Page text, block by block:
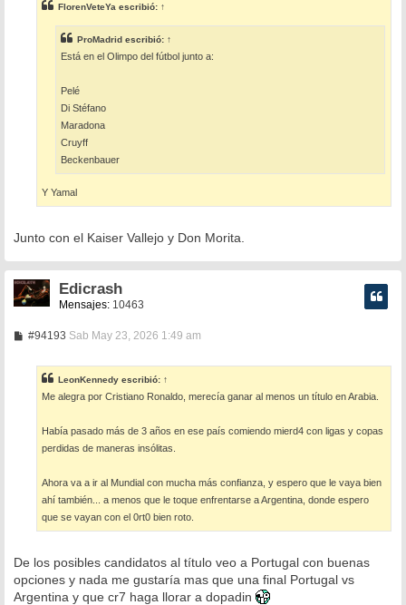
a
j
e
FlorenVeteYa escribió: ↑
ProMadrid escribió: ↑
Está en el Olimpo del fútbol junto a:
Pelé
Di Stéfano
Maradona
Cruyff
Beckenbauer
Y Yamal
Junto con el Kaiser Vallejo y Don Morita.
Edicrash
Mensajes: 10463
#94193M
a
j
Sab May 23, 2026 1:49 am
LeonKennedy escribió: ↑
Me alegra por Cristiano Ronaldo, merecía ganar al menos un título en Arabia.
Había pasado más de 3 años en ese país comiendo mierd4 con ligas y copas
perdidas de maneras insólitas.
Ahora va a ir al Mundial con mucha más confianza, y espero que le vaya bien
ahí también... a menos que le toque enfrentarse a Argentina, donde espero
que se vayan con el 0rt0 bien roto.
De los posibles candidatos al título veo a Portugal con buenas
opciones y nada me gustaría mas que una final Portugal vs
Argentina y que cr7 haga llorar a dopadin